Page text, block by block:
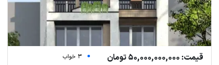
قیمت: 50,000,000,000 تومان
3 خواب